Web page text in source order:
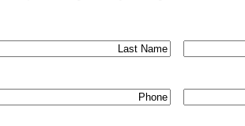
Last
Name
*
Phone
*